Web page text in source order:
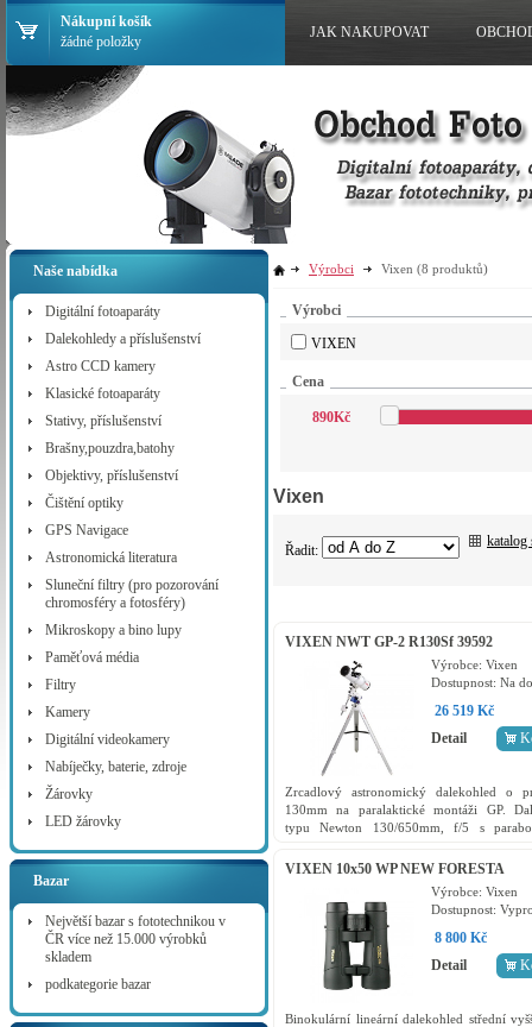
Naše nabídka
Digitální fotoaparáty
Dalekohledy a příslušenství
Astro CCD kamery
Klasické fotoaparáty
Stativy, příslušenství
Brašny,pouzdra,batohy
Objektivy, příslušenství
Čištění optiky
GPS Navigace
Astronomická literatura
Sluneční filtry (pro pozorování
chromosféry a fotosféry)
Mikroskopy a bino lupy
Paměťová média
Filtry
Kamery
Digitální videokamery
Nabíječky, baterie, zdroje
Žárovky
LED žárovky
Bazar
Největší bazar s fototechnikou v
ČR více než 15.000 výrobků
skladem
podkategorie bazar
Výrobci Vixen (8 produktů)
Výrobci
VIXEN
Cena
890Kč
Vixen
Řadit:
katalog
VIXEN NWT GP-2 R130Sf 39592
Výrobce: Vixen
Dostupnost: Na
26 519 Kč
Detail
Zrcadlový astronomický dalekohled o
130mm na paralaktické montáži GP.
typu Newton 130/650mm, f/5 s
elegantní bílé barvě. Hmotnost...
VIXEN 10x50 WP NEW FORESTA
Výrobce: Vixen
Dostupnost:
8 800 Kč
Detail
Binokulární lineární dalekohled střední
Nákupní košík
žádné položky
JAK NAKUPOVAT